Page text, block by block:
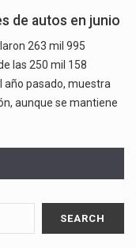
de autos en junio
263 mil 995
las 250 mil 158
año pasado, muestra
aunque se mantiene